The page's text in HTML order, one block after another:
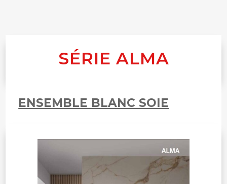
SÉRIE ALMA
ENSEMBLE BLANC SOIE